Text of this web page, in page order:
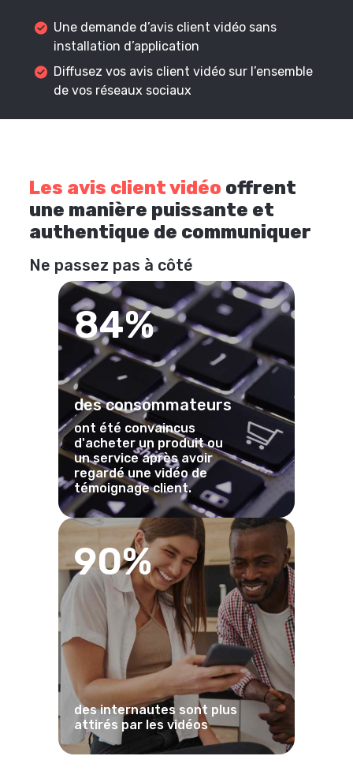
Une demande d’avis client vidéo sans
installation d’application
Diffusez vos avis client vidéo sur l’ensemble
de vos réseaux sociaux
Les avis client vidéo offrent
une manière puissante et
authentique de communiquer
Ne passez pas à côté
84%
des consommateurs
ont été convaincus
d'acheter un produit ou
un service après avoir
regardé une vidéo de
témoignage client.
90%
des internautes sont plus
attirés par les vidéos